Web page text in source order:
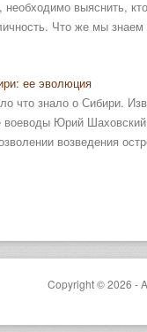
выяснить,
Что же мы
ее эволюция
что знало о Сибири.
Юрий
возведения
Copyright © 2026 -